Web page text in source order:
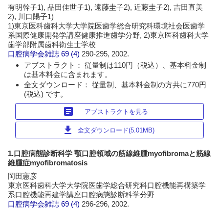
有明幹子1), 品田佳世子1), 遠藤圭子2), 近藤圭子2), 吉田直美
2), 川口陽子1)
1)東京医科歯科大学大学院医歯学総合研究科環境社会医歯学
系国際健康開発学講座健康推進歯学分野, 2)東京医科歯科大学
歯学部附属歯科衛生士学校
口腔病学会雑誌 69 (4) 290-295, 2002.
アブストラクト： 従量制は110円（税込）、基本料金制
は基本料金に含まれます。
全文ダウンロード： 従量制、基本料金制の方共に770円
(税込) です。
article アブストラクトを見る
download 全文ダウンロード(5.01MB)
1.口腔病態診断科学 顎口腔領域の筋線維腫myofibromaと筋線
維腫症myofibromatosis
岡田憲彦
東京医科歯科大学大学院医歯学総合研究科口腔機能再構築学
系口腔機能再建学講座口腔病態診断科学分野
口腔病学会雑誌 69 (4) 296-296, 2002.